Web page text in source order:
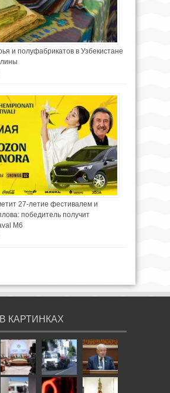
и полуфабрикатов в Узбекистане
27-летие фестивалем и
победитель получит
M6
КАРТИНКАХ